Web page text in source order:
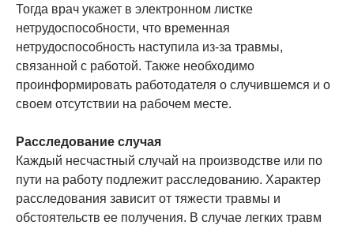
Тогда врач укажет в электронном листке
нетрудоспособности, что временная
нетрудоспособность наступила из-за травмы,
связанной с работой. Также необходимо
проинформировать работодателя о случившемся и о
своем отсутствии на рабочем месте.
Расследование случая
Каждый несчастный случай на производстве или по
пути на работу подлежит расследованию. Характер
расследования зависит от тяжести травмы и
обстоятельств ее получения. В случае легких травм